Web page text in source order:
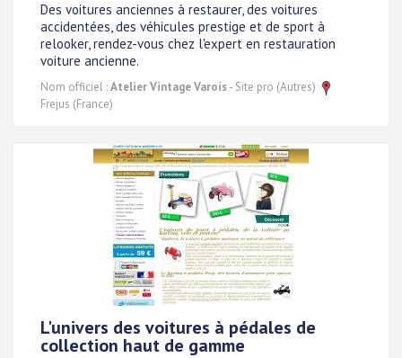
Des voitures anciennes à restaurer, des voitures
accidentées, des véhicules prestige et de sport à
relooker, rendez-vous chez l'expert en restauration
voiture ancienne.
Nom officiel :Atelier Vintage Varois- Site pro (Autres)
Frejus (France)
L'univers des voitures à pédales de
collection haut de gamme